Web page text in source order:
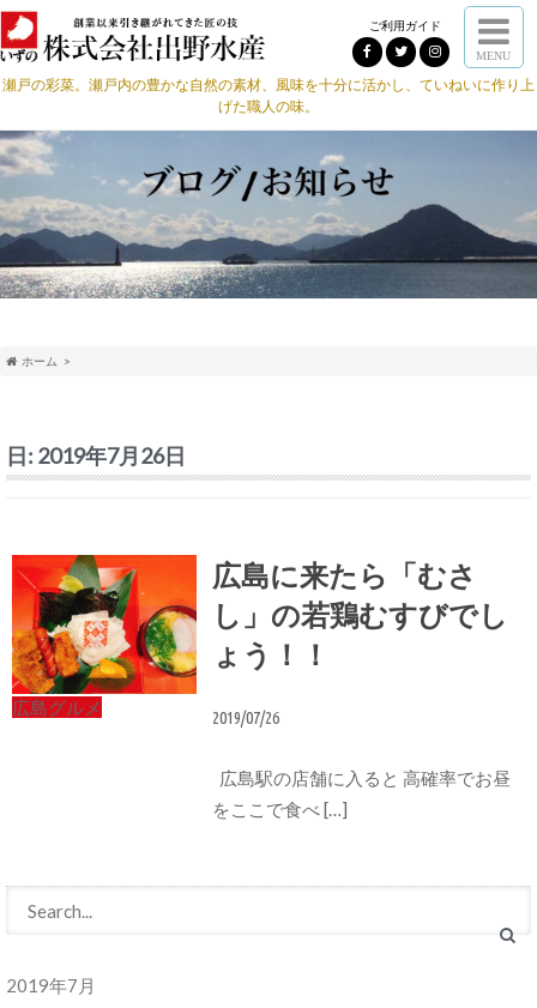
ご利用ガイド
MENU
瀬戸の彩菜。瀬戸内の豊かな自然の素材、風味を十分に活かし、ていねいに作り上
げた職人の味。
ホーム
日: 2019年7月26日
広島グルメ
広島に来たら「むさ
し」の若鶏むすびでし
ょう！！
2019/07/26
広島駅の店舗に入ると 高確率でお昼
をここで食べ […]
2019年7月